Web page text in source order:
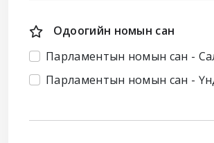
Одоогийн номын сан
Парламентын номын сан -
Парламентын номын сан -